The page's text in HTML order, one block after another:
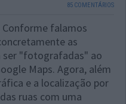
85 COMENTÁRIOS
Conforme falamos
as
ser "fotografadas" ao
Maps. Agora, além
e a localização por
ruas com uma